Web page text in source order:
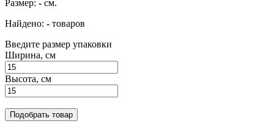
Размер: - см.
Найдено: - товаров
Введите размер упаковки
Ширина, см
Высота, см
Подобрать товар